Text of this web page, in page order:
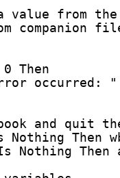
value from the
companion
0 Then
occurred:
"
and quit
Nothing Then
Nothing Then